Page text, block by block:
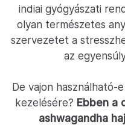
indiai gyógyászati
olyan természetes
szervezetet a
az
De vajon használható-
kezelésére? Ebben a
ashwagandha